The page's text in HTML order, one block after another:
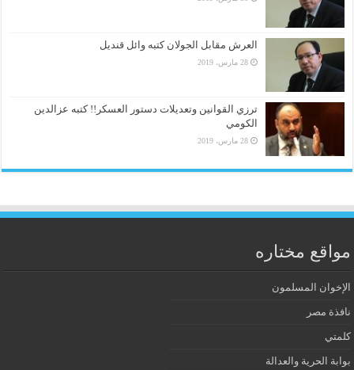
العرش مقابل الجولان كتبه وائل قنديل
28 مارس، 2019
ترزي القوانين وتعديلات دستور العسكر!! كتبه عزالدين
الكومي
28 مارس، 2019
مواقع مختاره
الإخوان المسلمون
نافذة مصر
كلمتي
بوابة الحرية والعدالة